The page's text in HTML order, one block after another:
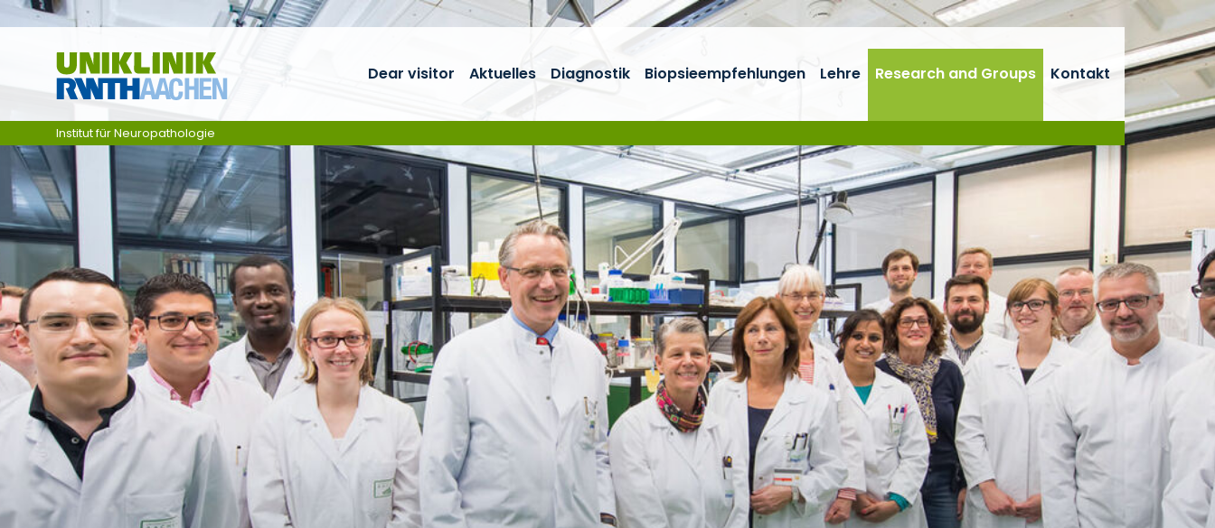
Skip navigation
Dear visitor Aktuelles Diagnostik Biopsieempfehlungen Lehre Research and Groups Kontakt
Institut für Neuropathologie